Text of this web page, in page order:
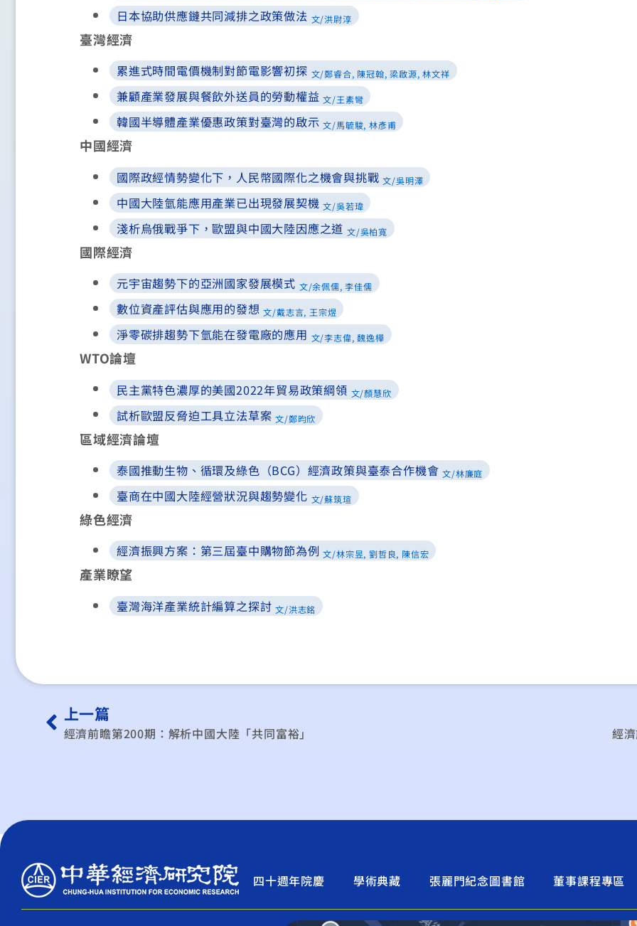
日本協助供應鏈共同減排之政策做法 文/洪尉淳
臺灣經濟
累進式時間電價機制對節電影響初探 文/鄭睿合, 陳冠翰, 梁啟源, 林文祥
兼顧產業發展與餐飲外送員的勞動權益 文/王素彎
韓國半導體產業優惠政策對臺灣的啟示 文/馬毓駿, 林彥甫
中國經濟
國際政經情勢變化下，人民幣國際化之機會與挑戰 文/吳明澤
中國大陸氫能應用產業已出現發展契機 文/吳若瑋
淺析烏俄戰爭下，歐盟與中國大陸因應之道 文/吳柏寬
國際經濟
元宇宙趨勢下的亞洲國家發展模式 文/余佩儒, 李佳儒
數位資產評估與應用的發想 文/戴志言, 王宗煜
淨零碳排趨勢下氫能在發電廠的應用 文/李志偉, 魏逸樺
WTO論壇
民主黨特色濃厚的美國2022年貿易政策綱領 文/顏慧欣
試析歐盟反脅迫工具立法草案 文/鄭昀欣
區域經濟論壇
泰國推動生物、循環及綠色（BCG）經濟政策與臺泰合作機會 文/林廉庭
臺商在中國大陸經營狀況與趨勢變化 文/蘇筑瑄
綠色經濟
經濟振興方案：第三屆臺中購物節為例 文/林宗昱, 劉哲良, 陳信宏
產業瞭望
臺灣海洋產業統計編算之探討 文/洪志銘
上一篇
經濟前瞻第200期：解析中國大陸「共同富裕」 經
四十週年院慶 學術典藏 張麗門紀念圖書館 董事課程專區